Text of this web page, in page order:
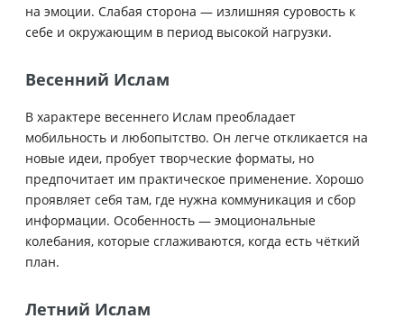
на эмоции. Слабая сторона — излишняя суровость к
себе и окружающим в период высокой нагрузки.
Весенний Ислам
В характере весеннего Ислам преобладает
мобильность и любопытство. Он легче откликается на
новые идеи, пробует творческие форматы, но
предпочитает им практическое применение. Хорошо
проявляет себя там, где нужна коммуникация и сбор
информации. Особенность — эмоциональные
колебания, которые сглаживаются, когда есть чёткий
план.
Летний Ислам